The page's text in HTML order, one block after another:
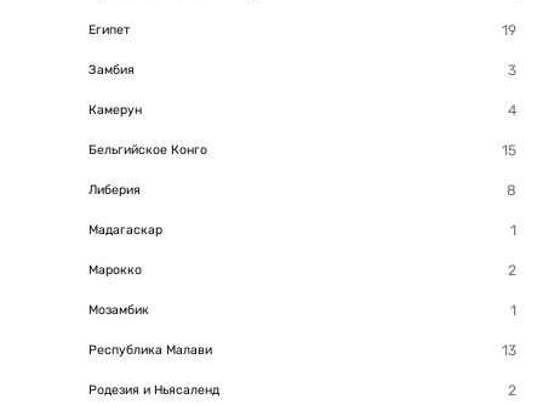
Египет
Замбия
Камерун
Бельгийское Конго
Либерия
Мадагаскар
Марокко
Мозамбик
Республика Малави
Родезия и Ньясаленд